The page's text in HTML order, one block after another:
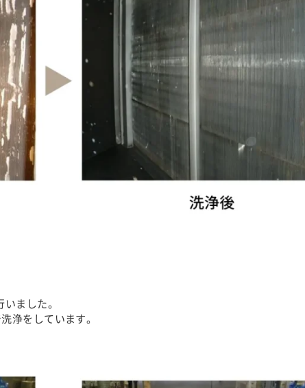
ました。
浄をしています。